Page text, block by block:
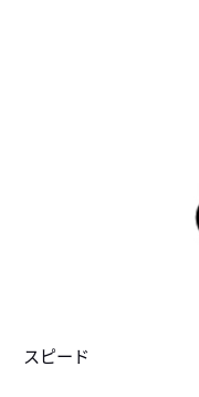
スピード